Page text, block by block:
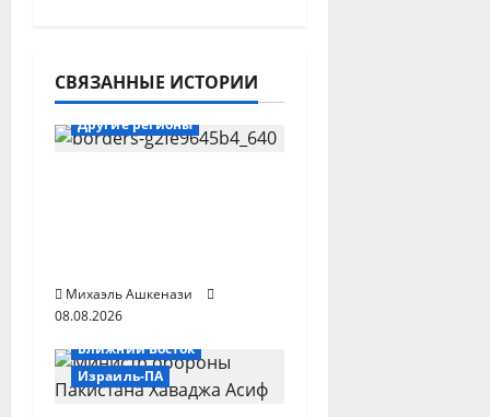
ц
и
п
и
с
СВЯЗАННЫЕ ИСТОРИИ
Ирак-Левант
Другие регионы
Михаэль Ашкенази
08.08.2026
Ближний Восток
Израиль-ПА